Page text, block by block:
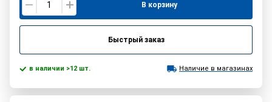
В корзину
Быстрый заказ
в наличии >12 шт. Наличие в магазинах